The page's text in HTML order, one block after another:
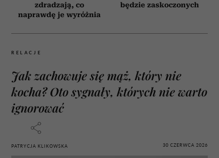
zdradzają, co
naprawdę je wyróżnia
będzie zaskoczonych
RELACJE
Jak zachowuje się mąż, który nie
kocha? Oto sygnały, których nie warto
ignorować
PATRYCJA KLIKOWSKA 30 CZERWCA 2026